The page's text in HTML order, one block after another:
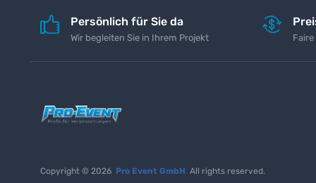
Persönlich für Sie da
Wir begleiten Sie in Ihrem Projekt
Copyright © 2026 Pro Event GmbH All rights reserved.